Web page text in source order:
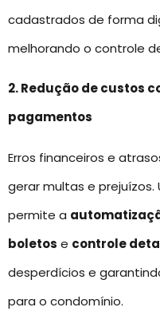
cadastrados de forma
melhorando o controle
2. Redução de custos
pagamentos
Erros financeiros e
gerar multas e prejuízos.
permite a
boletos e controle
desperdícios e
para o condomínio.